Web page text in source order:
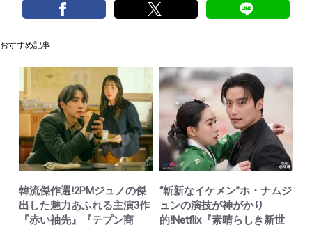
おすすめ記事
韓流傑作選!2PMジュノの傑
出した魅力あふれる主演3作
『赤い袖先』『テプン商
“斬新なイケメン”ホ・ナムジ
ュンの演技が神がかり
的!Netflix『素晴らしき新世